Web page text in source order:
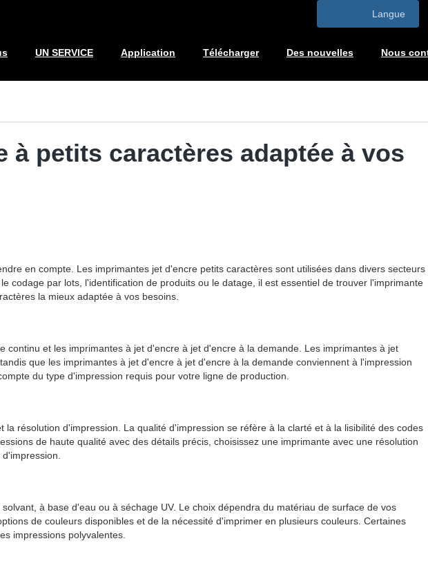
Langue
UN SERVICE Application Télécharger Des nouvelles Nous
petits caractères adaptée à vos
en compte. Les imprimantes jet d'encre petits caractères sont utilisées dans divers secteurs
par lots, l'identification de produits ou le datage, il est essentiel de trouver l'imprimante
la mieux adaptée à vos besoins.
et les imprimantes à jet d'encre à jet d'encre à la demande. Les imprimantes à jet
que les imprimantes à jet d'encre à jet d'encre à la demande conviennent à l'impression
du type d'impression requis pour votre ligne de production.
résolution d'impression. La qualité d'impression se réfère à la clarté et à la lisibilité des codes
de haute qualité avec des détails précis, choisissez une imprimante avec une résolution
à base d'eau ou à séchage UV. Le choix dépendra du matériau de surface de vos
de couleurs disponibles et de la nécessité d'imprimer en plusieurs couleurs. Certaines
impressions polyvalentes.